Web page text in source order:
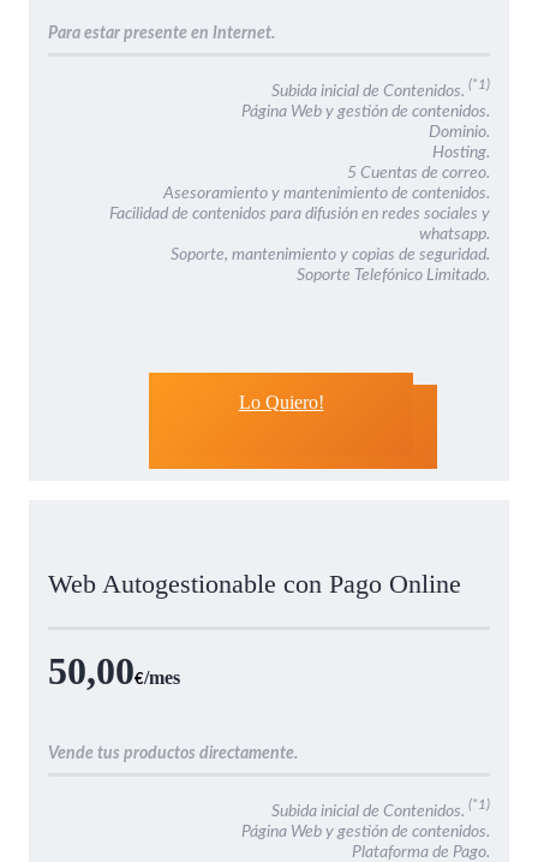
Para estar presente en Internet.
Subida inicial de Contenidos. (*1)
Página Web y gestión de contenidos.
Dominio.
Hosting.
5 Cuentas de correo.
Asesoramiento y mantenimiento de contenidos.
Facilidad de contenidos para difusión en redes sociales y
whatsapp.
Soporte, mantenimiento y copias de seguridad.
Soporte Telefónico Limitado.
Lo Quiero!
Web Autogestionable con Pago Online
50,00€/mes
Vende tus productos directamente.
Subida inicial de Contenidos. (*1)
Página Web y gestión de contenidos.
Plataforma de Pago.